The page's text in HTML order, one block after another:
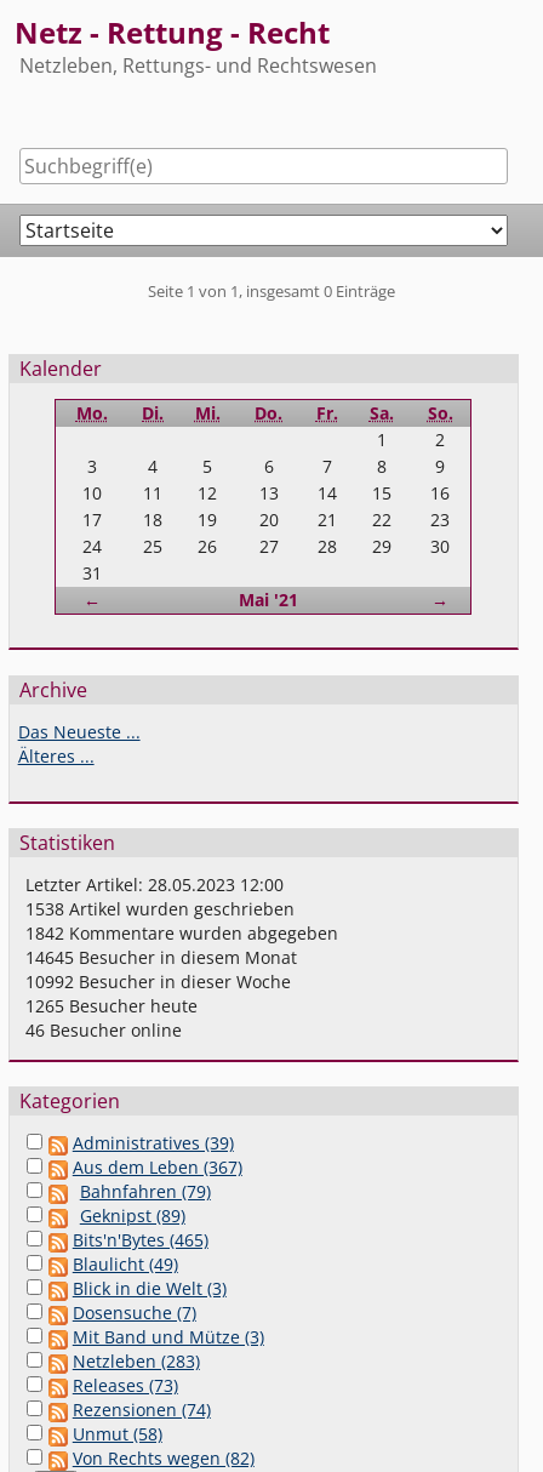
to
content
Netz - Rettung - Recht
Netzleben, Rettungs- und Rechtswesen
Navigation
Seite 1 von 1, insgesamt 0 Einträge
Seitenleiste
Kalender
Mo. Di. Mi. Do. Fr. Sa. So.
← Mai '21 Vorwärts
→
1
2
3
4 5 6 7 8
9
10
11 12 13 14 15
16
17
18 19 20 21 22
23
24
25 26 27 28 29
30
31
Archive
Das Neueste ...
Älteres ...
Statistiken
Letzter Artikel:28.05.2023 12:00
1538 Artikel wurden geschrieben
1842 Kommentare wurden abgegeben
14645 Besucher in diesem Monat
10992 Besucher in dieser Woche
1265 Besucher heute
46 Besucher online
Kategorien
Administratives (39)
Aus dem Leben (367)
Bahnfahren (79)
Geknipst (89)
Bits'n'Bytes (465)
Blaulicht (49)
Blick in die Welt (3)
Dosensuche (7)
Mit Band und Mütze (3)
Netzleben (283)
Releases (73)
Rezensionen (74)
Unmut (58)
Von Rechts wegen (82)